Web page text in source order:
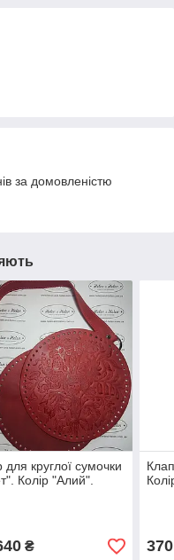
за домовленістю
для круглої сумочки
Колір "Алий".
₴ 370